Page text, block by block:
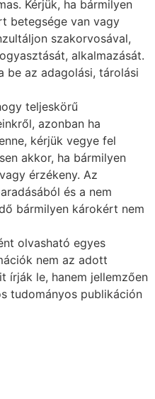
Kérjük, ha bármilyen
betegsége van vagy
szakorvosával,
alkalmazását.
be az adagolási, tárolási
teljeskörű
azonban ha
kérjük vegye fel
akkor, ha bármilyen
érzékeny. Az
és a nem
bármilyen károkért nem
olvasható egyes
nem az adott
írják le, hanem jellemzően
tudományos publikáción